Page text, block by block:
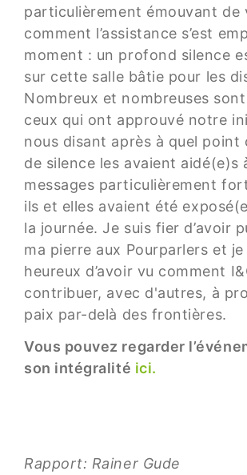
particulièrement émouvant de
comment l’assistance s’est
moment : un profond silence
sur cette salle bâtie pour les
Nombreux et nombreuses
ceux qui ont approuvé notre
nous disant après à quel point
de silence les avaient aidé(e)s
messages particulièrement
ils et elles avaient été
la journée. Je suis fier d’avoir
ma pierre aux Pourparlers et je
heureux d’avoir vu comment
contribuer, avec d'autres, à
paix par-delà des frontières.
Vous pouvez regarder
son intégralité ici.
Rapport: Rainer Gude